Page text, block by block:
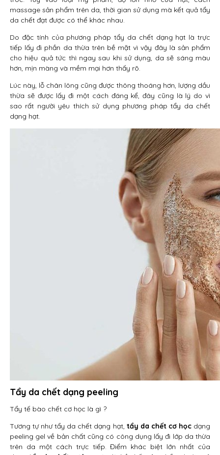
massage sản phẩm trên da, thời gian sử dụng mà kết quả tẩy
da chết đạt được có thể khác nhau.
Do đặc tính của phương pháp tẩy da chết dạng hạt là trực
tiếp lấy đi phần da thừa trên bề mặt vì vậy đây là sản phẩm
cho hiệu quả tức thì ngay sau khi sử dụng, da sẽ sáng màu
hơn, mịn màng và mềm mại hơn thấy rõ.
Lúc này, lỗ chân lông cũng được thông thoáng hơn, lượng dầu
thừa sẽ được lấy đi một cách đáng kể, đây cũng là lý do vì
sao rất người yêu thích sử dụng phương pháp tẩy da chết
dạng hạt.
Tẩy da chết dạng peeling
Tẩy tế bào chết cơ học là gì ?
Tương tự như tẩy da chết dạng hạt, tẩy da chết cơ họcdạng
peeling gel về bản chất cũng có công dụng lấy đi lớp da thừa
trên da một cách trực tiếp. Điểm khác biệt lớn nhất của